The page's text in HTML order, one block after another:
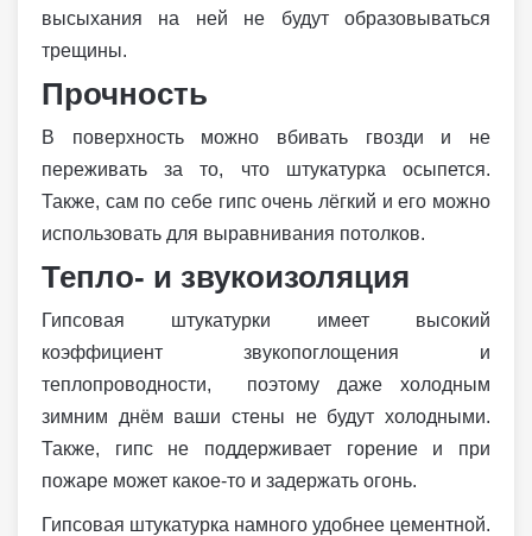
высыхания на ней не будут образовываться
трещины.
Прочность
В поверхность можно вбивать гвозди и не
переживать за то, что штукатурка осыпется.
Также, сам по себе гипс очень лёгкий и его можно
использовать для выравнивания потолков.
Тепло- и звукоизоляция
Гипсовая штукатурки имеет высокий
коэффициент звукопоглощения и
теплопроводности, поэтому даже холодным
зимним днём ваши стены не будут холодными.
Также, гипс не поддерживает горение и при
пожаре может какое-то и задержать огонь.
Гипсовая штукатурка намного удобнее цементной.